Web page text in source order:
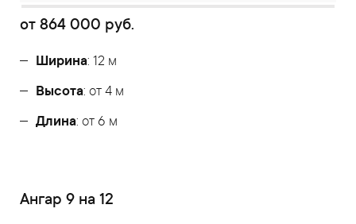
от 864 000 руб.
Ширина: 12 м
Высота: от 4 м
Длина: от 6 м
Ангар 9 на 12